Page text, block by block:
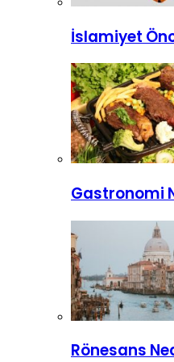
İslamiyet
Gastronomi
Rönesans